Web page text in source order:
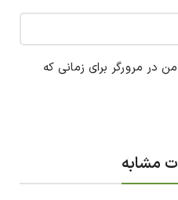
در مرورگر برای زمانی که
مشابه